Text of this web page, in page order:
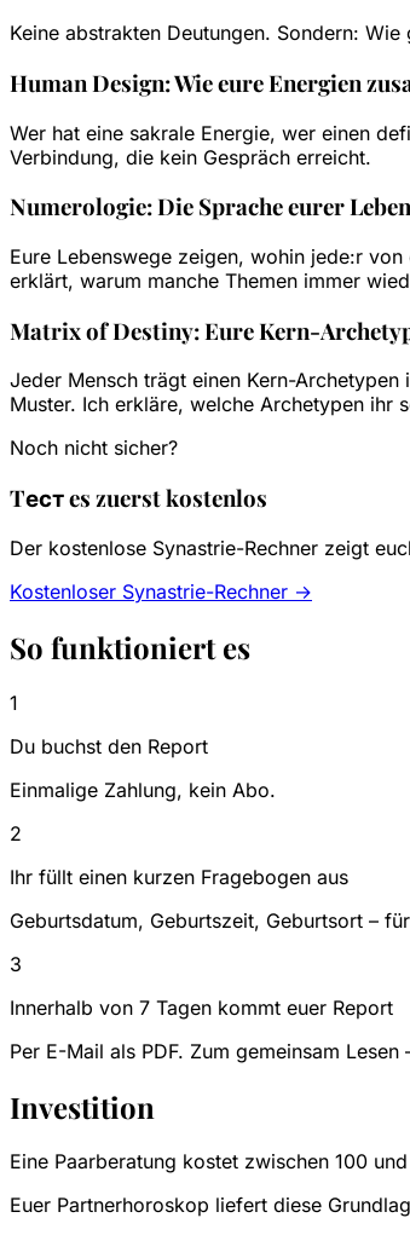
Keine abstrakten Deutungen. Sondern:
Human Design: Wie eure Energien
Wer hat eine sakrale Energie, wer einen
Verbindung, die kein Gespräch erreicht.
Numerologie: Die Sprache eurer
Eure Lebenswege zeigen, wohin jede:r
erklärt, warum manche Themen immer
Matrix of Destiny: Eure Kern-
Jeder Mensch trägt einen Kern-
Muster. Ich erkläre, welche Archetypen
Noch nicht sicher?
Tест es zuerst kostenlos
Der kostenlose Synastrie-Rechner zeigt
Kostenloser Synastrie-Rechner →
So funktioniert es
1
Du buchst den Report
Einmalige Zahlung, kein Abo.
2
Ihr füllt einen kurzen Fragebogen aus
Geburtsdatum, Geburtszeit, Geburtsort –
3
Innerhalb von 7 Tagen kommt euer Report
Per E-Mail als PDF. Zum gemeinsam
Investition
Eine Paarberatung kostet zwischen 100
Euer Partnerhoroskop liefert diese